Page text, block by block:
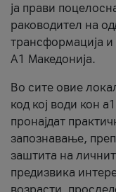
ја прави
раководител на
трансформација
А1 Македонија.
Во сите овие
код кој води кон
пронајдат
запознавање,
заштита на
предизвика